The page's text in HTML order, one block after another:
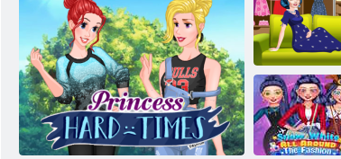
プリンセス スーパーヒーロー
プリンセスエ
イプリルフー
ルヘアサロン
プリンセスド
レッシングル
ーム